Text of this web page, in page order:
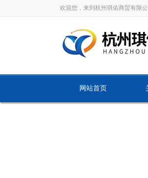
欢迎您，来到杭州琪佑商贸有限公
网站首页